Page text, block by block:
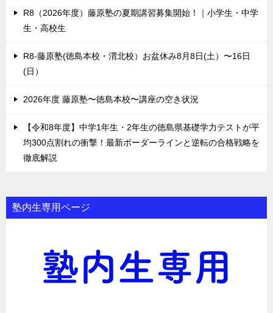
R8（2026年度）藤原塾の夏期講習募集開始！｜小学生・中学
生・高校生
R8-藤原塾(徳島本校・渭北校）お盆休み8月8日(土）〜16日
(日）
2026年度 藤原塾〜徳島本校〜講座の空き状況
【令和8年度】中学1年生・2年生の徳島県基礎学力テストが平
均300点割れの衝撃！最新ボーダーラインと逆転の合格戦略を
徹底解説
塾内生専用ページ